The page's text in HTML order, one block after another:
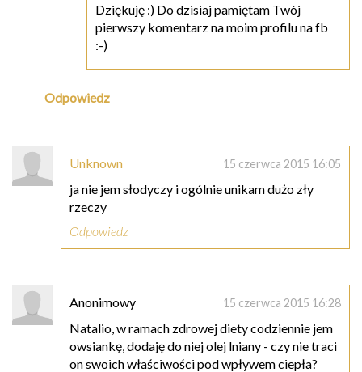
Dziękuję :) Do dzisiaj pamiętam Twój
pierwszy komentarz na moim profilu na fb
:-)
Odpowiedz
Unknown 15 czerwca 2015 16:05
ja nie jem słodyczy i ogólnie unikam dużo zły
rzeczy
Odpowiedz
Anonimowy 15 czerwca 2015 16:28
Natalio, w ramach zdrowej diety codziennie jem
owsiankę, dodaję do niej olej lniany - czy nie traci
on swoich właściwości pod wpływem ciepła?